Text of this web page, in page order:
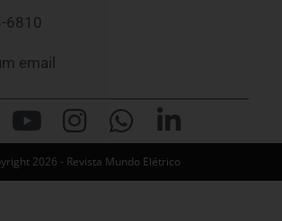
6810
email
2026 - Revista Mundo Elétrico